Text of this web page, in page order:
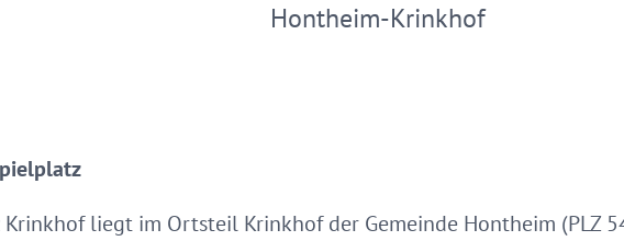
Hontheim-Krinkhof
liegt im Ortsteil Krinkhof der Gemeinde Hontheim (PLZ